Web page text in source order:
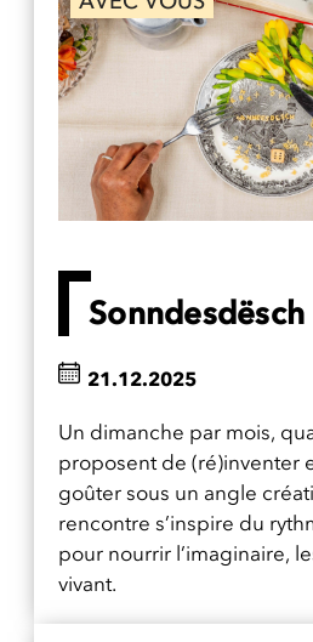
Sonndesdësch
Un dimanche par mois,
proposent de (ré)inventer
goûter sous un angle
rencontre s’inspire du
pour nourrir l’imaginaire,
vivant.
21.12.2025